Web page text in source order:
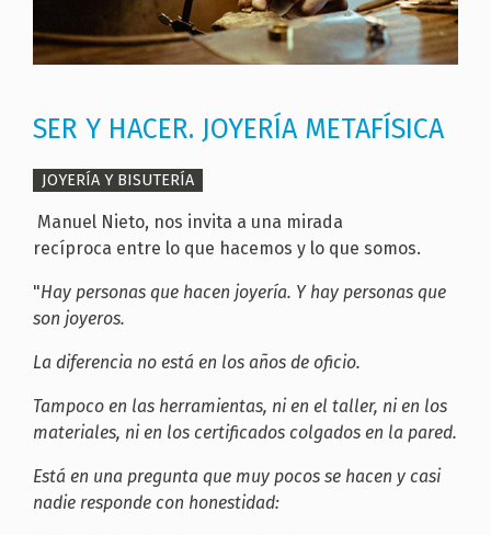
SER Y HACER. JOYERÍA METAFÍSICA
JOYERÍA Y BISUTERÍA
Manuel Nieto, nos invita a una mirada
recíproca entre lo que hacemos y lo que somos.
"Hay personas que hacen joyería. Y hay personas que
son joyeros.
La diferencia no está en los años de oficio.
Tampoco en las herramientas, ni en el taller, ni en los
materiales, ni en los certificados colgados en la pared.
Está en una pregunta que muy pocos se hacen y casi
nadie responde con honestidad: